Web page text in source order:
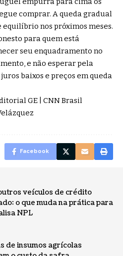
comprar. A queda gradual
equilíbrio nos próximos meses.
para quem está
seu enquadramento no
e não esperar pela
baixos e preços em queda
GE
CNN Brasil
Facebook
veículos de crédito
o que muda na prática para
NPL
de insumos agrícolas